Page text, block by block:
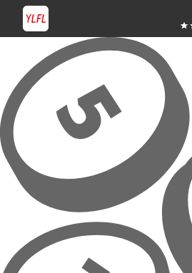
Overslaan naar hoofdinhoud